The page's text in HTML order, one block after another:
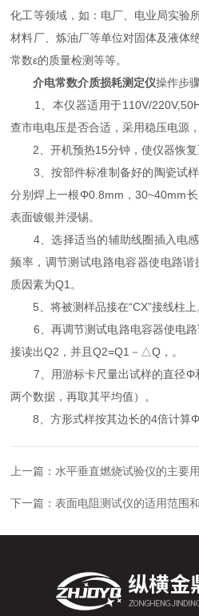
化工等领域，如：电厂、电业局实验
材料厂、炼油厂等单位对固体及液体
常数ε的质量检测等等。
介电常数介质损耗测定仪操作步骤
1、本仪器适用于110V/
查市电电压是否合适，采用稳压电源
2、开机预热15分钟，使仪器恢复
3、按部件标准制备好的陶瓷试样
分别焊上一根Φ0.8mm，30~40mm
表面镀银并浸锡。
4、选择适当的辅助线圈插入电感
频率，调节测试电路电容器使电路
质因素为Q1。
5、将被测样品接在“CX”接线柱上
6、再调节测试电路电容器使电路
接读出Q2，并且Q2=Q1－△Q，。
7、用游标卡尺量出试样的直径Φ
两个数据，再取其平均值）。
8、方形式样按其边长的4倍计算Φ
上一篇： 水平垂直燃烧试验仪的主要
下一篇：表面电阻测试仪的适用范围